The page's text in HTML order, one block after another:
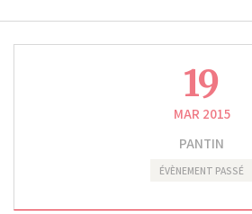
19
MAR 2015
PANTIN
ÉVÈNEMENT PASSÉ